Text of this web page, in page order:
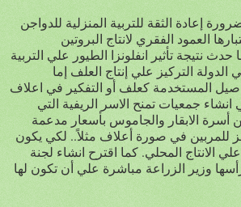
إعادة الثقة للتربية المنزلية للدواجن
العمود الفقري لانتاج البروتين
نتيجة تأثير انفلونزا الطيور علي التربية
التركيز علي إنتاج العلف إما
المستخدمة كعلف أو التفكير في اعلاف
انشاء جمعيات تمنح الاسر الريفية التي
أسرة الابقار والجاموس بأسعار مدعمة
للمربين في صورة أعلاف مثلاً.. لكي يكون
علي الانتاج المحلي. كما اقترح انشاء لجنة
يرأسها وزير الزراعة مباشرة علي أن تكون لها